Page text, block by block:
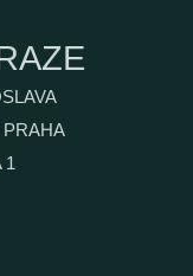
PRAHA
1